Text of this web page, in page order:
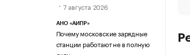
7 августа 2026
АНО «АИПР»
Почему московские зарядные
станции работают не в полную